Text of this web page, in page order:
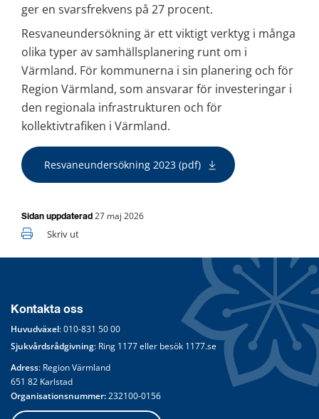
ger en svarsfrekvens på 27 procent.
Resvaneundersökning är ett viktigt verktyg i många
olika typer av samhällsplanering runt om i
Värmland. För kommunerna i sin planering och för
Region Värmland, som ansvarar för investeringar i
den regionala infrastrukturen och för
kollektivtrafiken i Värmland.
Resvaneundersökning 2023 (pdf)pdf, 10 MB.
Sidan uppdaterad 27 maj 2026
Skriv ut
Kontakta oss
Huvudväxel: 010-831 50 00
Sjukvårdsrådgivning: Ring 1177 eller besök 1177.se
Adress: Region Värmland
651 82 Karlstad
Organisationsnummer: 232100-0156